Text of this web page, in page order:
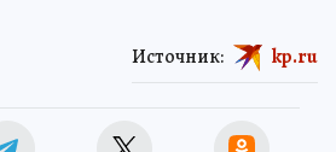
Источник: kp.ru